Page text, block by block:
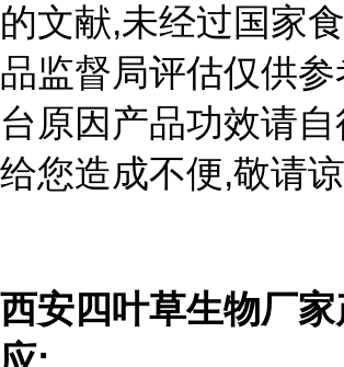
的文献,未经过国家
品监督局评估仅供参
台原因产品功效请
给您造成不便,敬请
西安四叶草生物厂